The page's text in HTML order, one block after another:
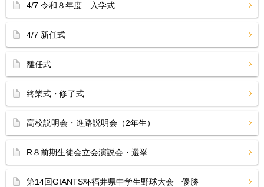
4/7 令和８年度 入学式
4/7 新任式
離任式
終業式・修了式
高校説明会・進路説明会（2年生）
R８前期生徒会立会演説会・選挙
第14回GIANTS杯福井県中学生野球大会 優勝